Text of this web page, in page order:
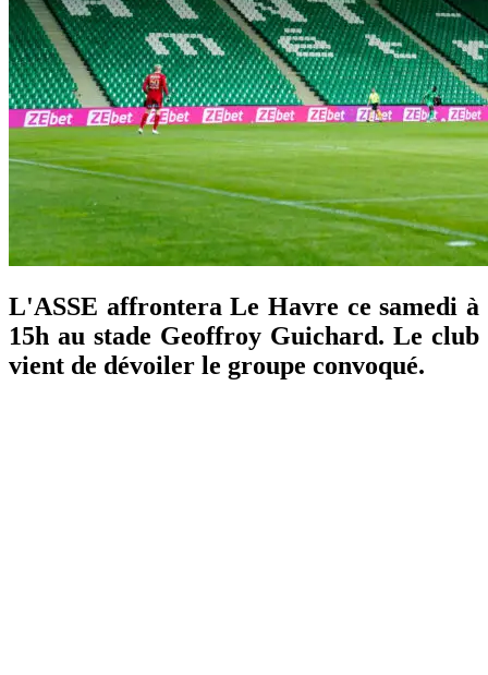
L'ASSE affrontera Le Havre ce samedi à
15h au stade Geoffroy Guichard. Le club
vient de dévoiler le groupe convoqué.